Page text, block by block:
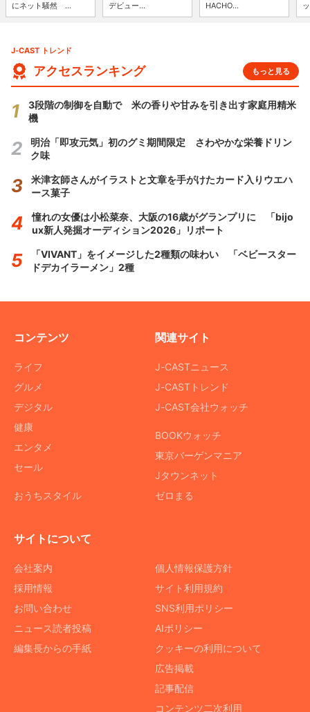
にネット騒然 ...
デビュー...
HACHO...
J-CAST トレンド
アクセスランキング もっと見る
3段階の制御を自動で 米の香りや甘みを引き出す家庭用精米
機
明治「即攻元気」初のグミ期間限定 さわやかな栄養ドリン
ク味
米津玄師さんがイラストと文章を手がけたカード入りウエハ
ース菓子
憧れの女優は小松菜奈、大阪の16歳がグランプリに 「bijo
ux新人発掘オーディション2026」リポート
「VIVANT」をイメージした2種類の味わい 「ベビースター
ドデカイラーメン」2種
コンテンツ
ライフ
グルメ
デジタル
健康
エンタメ
セール
おうちスタイル
関連サイト
J-CASTニュース
J-CASTトレンド
J-CAST会社ウォッチ
BOOKウォッチ
東京バーゲンマニア
Jタウンネット
ゼロまる
サイトについて
会社案内
採用情報
お問い合わせ
ニュース読者投稿
編集長からの手紙
個人情報保護方針
サイト利用規約
SNS利用ポリシー
AIポリシー
クッキーの利用について
広告掲載
記事配信
コンテンツ二次利用